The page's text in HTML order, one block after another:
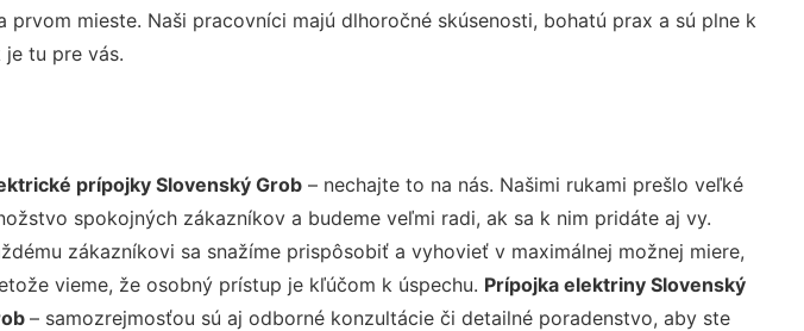
mieste. Naši pracovníci majú dlhoročné skúsenosti, bohatú prax a sú plne k
tu pre vás.
prípojky Slovenský Grob– nechajte to na nás. Našimi rukami prešlo veľké
spokojných zákazníkov a budeme veľmi radi, ak sa k nim pridáte aj vy.
zákazníkovi sa snažíme prispôsobiť a vyhovieť v maximálnej možnej miere,
vieme, že osobný prístup je kľúčom k úspechu. Prípojka elektriny Slovenský
– samozrejmosťou sú aj odborné konzultácie či detailné poradenstvo, aby ste